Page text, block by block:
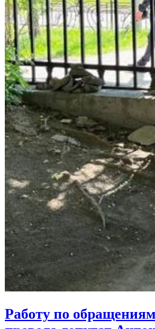
Работу по